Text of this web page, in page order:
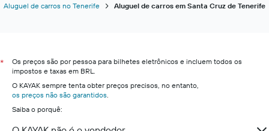
Aluguel de carros no Tenerife
Aluguel de carros em Santa Cruz de Tenerife
*
Os preços são por pessoa para bilhetes eletrônicos e incluem todos os
impostos e taxas em BRL.
O KAYAK sempre tenta obter preços precisos, no entanto,
os preços não são garantidos
Saiba o porquê: